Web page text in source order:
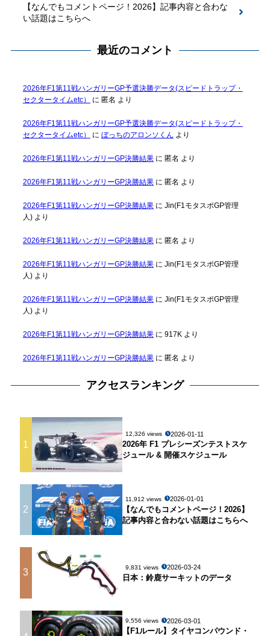
【なんでもコメントページ！2026】記事内容と合わな
い話題はこちらへ
最近のコメント
2026年F1第11戦ハンガリーGP予選決勝データ(スピードトラップ・
セクタータイムetc）
に 匿名 より
2026年F1第11戦ハンガリーGP予選決勝データ(スピードトラップ・
セクタータイムetc）
に ぼっちのアロンソくん より
2026年F1第11戦ハンガリーGP決勝結果に 匿名 より
2026年F1第11戦ハンガリーGP決勝結果に 匿名 より
2026年F1第11戦ハンガリーGP決勝結果に Jin(F1モタスポGP管理
人)より
2026年F1第11戦ハンガリーGP決勝結果に 匿名 より
2026年F1第11戦ハンガリーGP決勝結果に Jin(F1モタスポGP管理
人)より
2026年F1第11戦ハンガリーGP決勝結果に Jin(F1モタスポGP管理
人)より
2026年F1第11戦ハンガリーGP決勝結果に 917K より
2026年F1第11戦ハンガリーGP決勝結果に 匿名 より
アクセスランキング
1
12,326 views 2026-01-11
2026年 F1 プレシーズンテストスケ
ジュール & 開催スケジュール
2
11,912 views 2026-01-01
【なんでもコメントページ！2026】
記事内容と合わない話題はこちらへ
3 9,831 views 2026-03-24
日本：鈴鹿サーキットのデータ
9,556 views 2026-03-01
【F1ルール】タイヤコンパウンド・